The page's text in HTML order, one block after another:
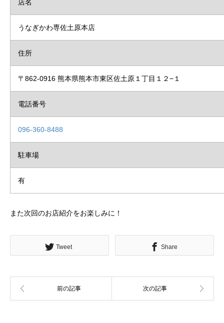
店名
うなぎかわ専佐土原本店
住所
〒862-0916 熊本県熊本市東区佐土原１丁目１２−１
電話番号
096-360-8488
駐車場
有
また次回のお店紹介をお楽しみに！
Tweet Share